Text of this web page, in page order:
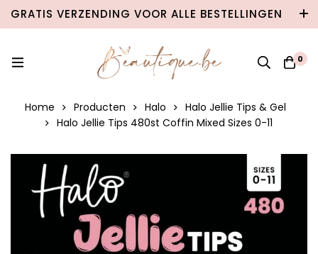
GRATIS VERZENDING VOOR ALLE BESTELLINGEN
VANAF €100 IN BELGIË & €120 NAAR
0
Home Producten Halo
Halo Jellie Tips & Gel
Halo Jellie Tips 480st Coffin Mixed Sizes 0-11